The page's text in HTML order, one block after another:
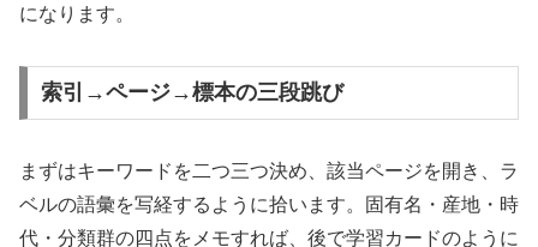
になります。
索引→ページ→標本の三段跳び
まずはキーワードを二つ三つ決め、該当ページを開き、ラ
ベルの語彙を写経するように拾います。固有名・産地・時
代・分類群の四点をメモすれば、後で学習カードのように